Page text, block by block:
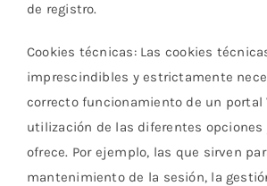
de registro.
Cookies técnicas: Las cookies
imprescindibles y estrictamente
correcto funcionamiento de un portal
utilización de las diferentes opciones
ofrece. Por ejemplo, las que sirven
mantenimiento de la sesión, la